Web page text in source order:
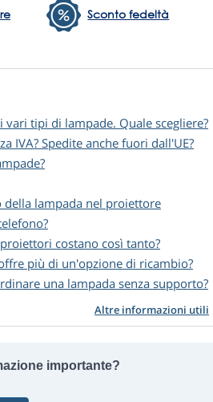
Sconto fedeltà
vari tipi di lampade. Quale scegliere?
IVA? Spedite anche fuori dall'UE?
lampada nel proiettore
costano così tanto?
più di un'opzione di ricambio?
una lampada senza supporto?
Altre informazioni utili
importante?